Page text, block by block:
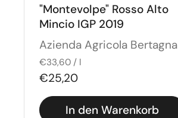
"Montevolpe" Rosso Alto
Mincio IGP 2019
Azienda Agricola Bertagna
€33,60 / l
€25,20
In den Warenkorb